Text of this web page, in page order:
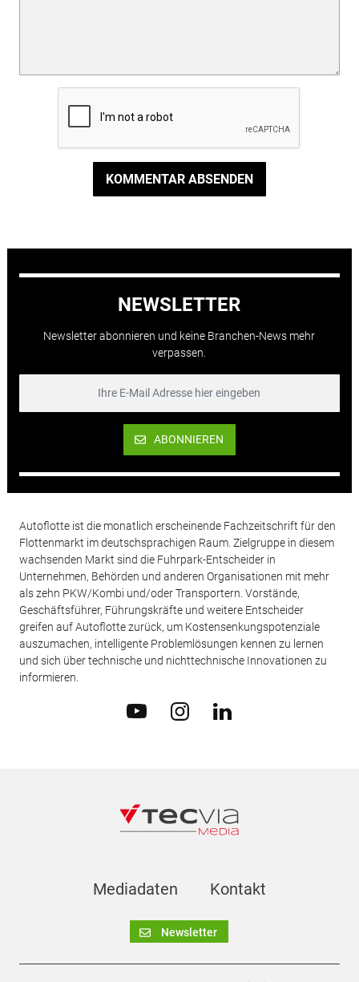
KOMMENTAR ABSENDEN
NEWSLETTER
Newsletter abonnieren und keine Branchen-News mehr
verpassen.
ABONNIEREN
Autoflotte ist die monatlich erscheinende Fachzeitschrift für den
Flottenmarkt im deutschsprachigen Raum. Zielgruppe in diesem
wachsenden Markt sind die Fuhrpark-Entscheider in
Unternehmen, Behörden und anderen Organisationen mit mehr
als zehn PKW/Kombi und/oder Transportern. Vorstände,
Geschäftsführer, Führungskräfte und weitere Entscheider
greifen auf Autoflotte zurück, um Kostensenkungspotenziale
auszumachen, intelligente Problemlösungen kennen zu lernen
und sich über technische und nichttechnische Innovationen zu
informieren.
Mediadaten Kontakt
Newsletter